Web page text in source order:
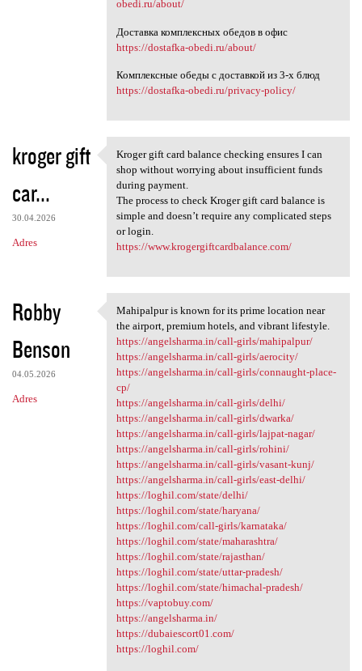
obedi.ru/about/
Доставка комплексных обедов в офис
https://dostafka-obedi.ru/about/
Комплексные обеды с доставкой из 3-х блюд
https://dostafka-obedi.ru/privacy-policy/
kroger gift
car...
30.04.2026
Adres
Kroger gift card balance
Kroger gift card balance checking ensures I can
shop without worrying about insufficient funds
during payment.
The process to check Kroger gift card balance is
simple and doesn’t require any complicated steps
or login.
https://www.krogergiftcardbalance.com/
Robby
Benson
04.05.2026
Adres
Mahipalpur is known for its
Mahipalpur is known for its prime location near
the airport, premium hotels, and vibrant lifestyle.
https://angelsharma.in/call-girls/mahipalpur/
https://angelsharma.in/call-girls/aerocity/
https://angelsharma.in/call-girls/connaught-place-
cp/
https://angelsharma.in/call-girls/delhi/
https://angelsharma.in/call-girls/dwarka/
https://angelsharma.in/call-girls/lajpat-nagar/
https://angelsharma.in/call-girls/rohini/
https://angelsharma.in/call-girls/vasant-kunj/
https://angelsharma.in/call-girls/east-delhi/
https://loghil.com/state/delhi/
https://loghil.com/state/haryana/
https://loghil.com/call-girls/karnataka/
https://loghil.com/state/maharashtra/
https://loghil.com/state/rajasthan/
https://loghil.com/state/uttar-pradesh/
https://loghil.com/state/himachal-pradesh/
https://vaptobuy.com/
https://angelsharma.in/
https://dubaiescort01.com/
https://loghil.com/